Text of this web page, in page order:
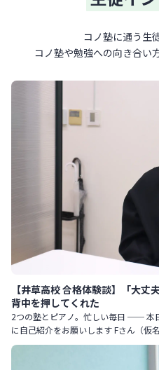
コノ塾に通う生
コノ塾や勉強への向き合い
【井草高校 合格体験談】「大
背中を押してくれた
2つの塾とピアノ。忙しい毎日 ── 本
に自己紹介をお願いします Fさん（仮
です。 最近はスティーブン・キング